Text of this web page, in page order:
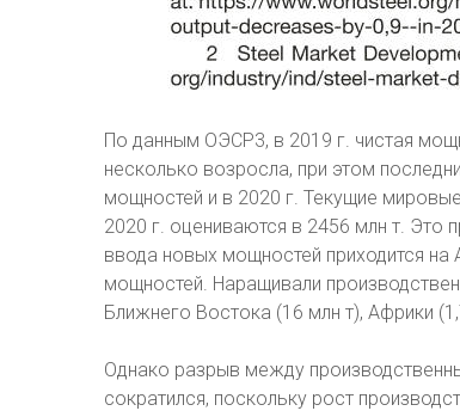
По данным ОЭСР3, в 2019 г. чистая
несколько возросла, при этом
мощностей и в 2020 г. Текущие
2020 г. оцениваются в 2456 млн т. Это
ввода новых мощностей приходится
мощностей. Наращивали
Ближнего Востока (16 млн т), Африки
Однако разрыв между
сократился, поскольку рост